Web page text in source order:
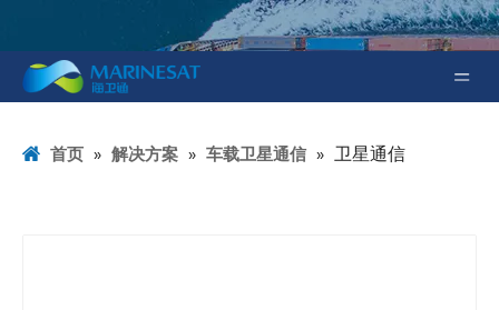
首页 » 解决方案 » 车载卫星通信 » 卫星通信